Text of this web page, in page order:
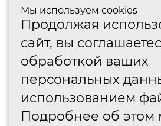
Мы используем cookies
Продолжая
сайт, вы
обработкой ваших
персональных
использованием
Подробнее об этом